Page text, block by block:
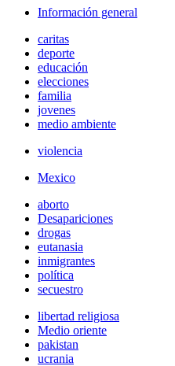
Información general
caritas
deporte
educación
elecciones
familia
jovenes
medio ambiente
violencia
Mexico
aborto
Desapariciones
drogas
eutanasia
inmigrantes
política
secuestro
libertad religiosa
Medio oriente
pakistan
ucrania